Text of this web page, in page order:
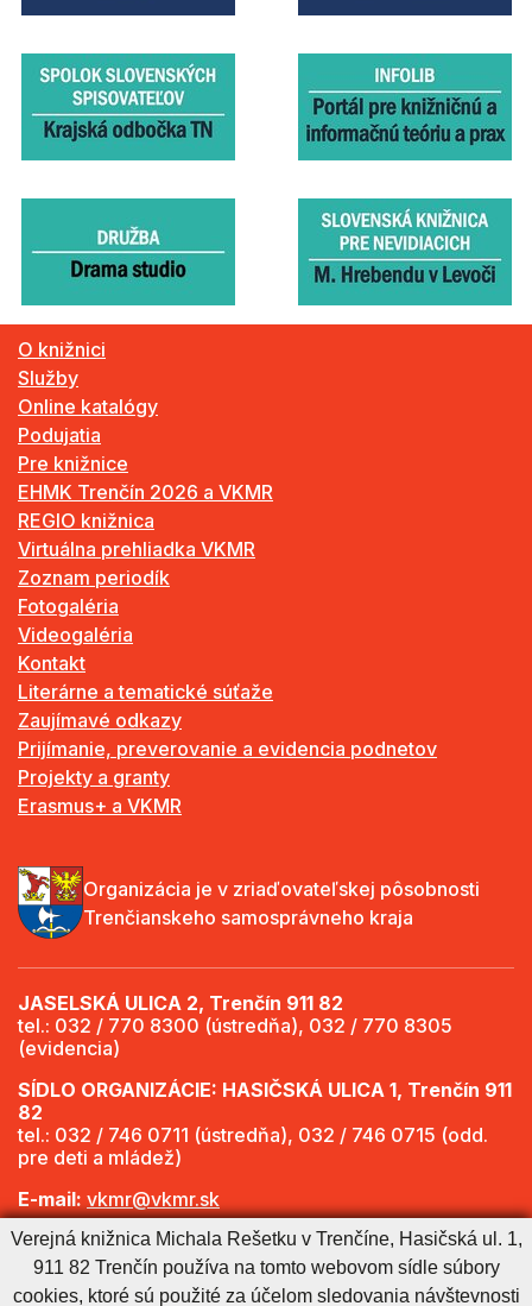
O knižnici
Služby
Online katalógy
Podujatia
Pre knižnice
EHMK Trenčín 2026 a VKMR
REGIO knižnica
Virtuálna prehliadka VKMR
Zoznam periodík
Fotogaléria
Videogaléria
Kontakt
Literárne a tematické súťaže
Zaujímavé odkazy
Prijímanie, preverovanie a evidencia podnetov
Projekty a granty
Erasmus+ a VKMR
Organizácia je v zriaďovateľskej pôsobnosti
Trenčianskeho samosprávneho kraja
JASELSKÁ ULICA 2, Trenčín 911 82
tel.: 032 / 770 8300 (ústredňa), 032 / 770 8305
(evidencia)
SÍDLO ORGANIZÁCIE: HASIČSKÁ ULICA 1, Trenčín 911
82
tel.: 032 / 746 0711 (ústredňa), 032 / 746 0715 (odd.
pre deti a mládež)
E-mail: vkmr@vkmr.sk
Web: http://www.vkmr.sk
Viac informácií - Otváracie hodiny
Verejná knižnica Michala Rešetku v Trenčíne, Hasičská ul. 1,
911 82 Trenčín používa na tomto webovom sídle súbory
cookies, ktoré sú použité za účelom sledovania návštevnosti